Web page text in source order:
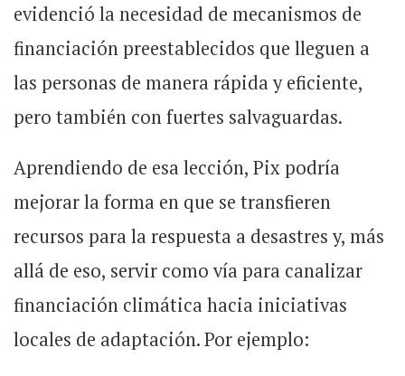
evidenció la necesidad de mecanismos de
financiación preestablecidos que lleguen a
las personas de manera rápida y eficiente,
pero también con fuertes salvaguardas.
Aprendiendo de esa lección, Pix podría
mejorar la forma en que se transfieren
recursos para la respuesta a desastres y, más
allá de eso, servir como vía para canalizar
financiación climática hacia iniciativas
locales de adaptación.Por ejemplo: